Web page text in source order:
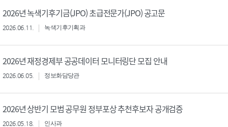
2026년 녹색기후기금(JPO) 초급전문가(JPO) 공고문
2026.06.11. 녹색기후기획과
2026년 재정경제부 공공데이터 모니터링단 모집 안내
2026.06.05. 정보화담당관
2026년 상반기 모범 공무원 정부포상 추천후보자 공개검증
2026.05.18. 인사과